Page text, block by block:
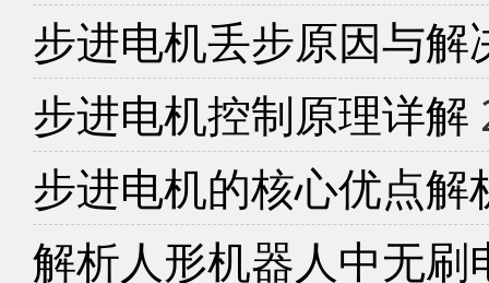
步进电机丢步原因与解
步进电机控制原理详解
步进电机的核心优点解
解析人形机器人中无